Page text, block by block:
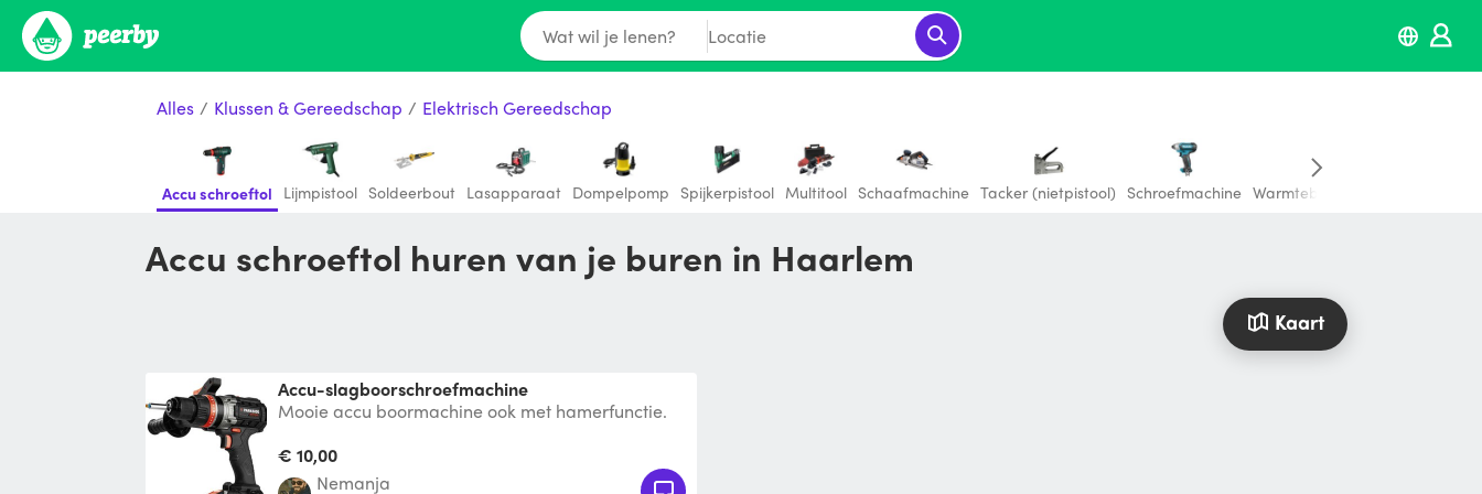
Wat wil je lenen? Locatie
Alles / Klussen & Gereedschap / Elektrisch Gereedschap
Accu schroeftol Lijmpistool Soldeerbout Lasapparaat Dompelpomp Spijkerpistool Multitool Schaafmachine Tacker (nietpistool) Schroefmachine Warmtebeeldcamera
Accu schroeftol huren van je buren in Haarlem
Kaart
Accu-slagboorschroefmachine
Mooie accu boormachine ook met hamerfunctie.
snella
€ 10,00
Nemanja